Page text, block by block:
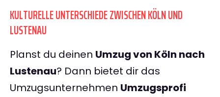
KULTURELLE UNTERSCHIEDE ZWISCHEN KÖLN UND
LUSTENAU
Planst du deinen Umzug von Köln nach
Lustenau? Dann bietet dir das
Umzugsunternehmen Umzugsprofi